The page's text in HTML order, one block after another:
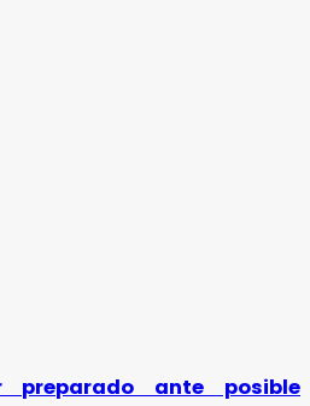
preparado ante posible